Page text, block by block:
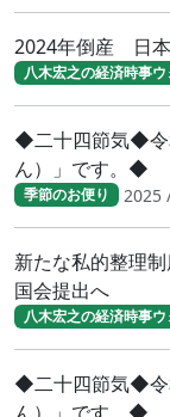
2024年倒産 日
八木宏之の経済時事
◆二十四節気◆令
ん）」です。◆
季節のお便り 2025
新たな私的整理
国会提出へ
八木宏之の経済時事
◆二十四節気◆令